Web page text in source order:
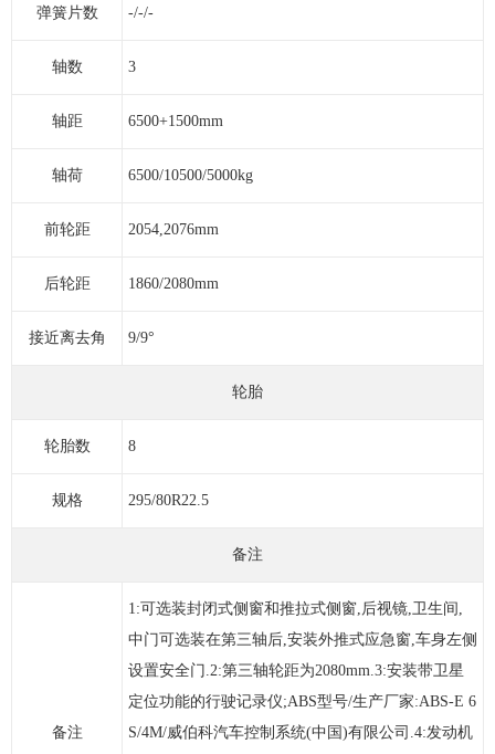
弹簧片数 -/-/-
轴数 3
轴距 6500+1500mm
轴荷 6500/10500/5000kg
前轮距 2054,2076mm
后轮距 1860/2080mm
接近离去角 9/9°
轮胎
轮胎数 8
规格 295/80R22.5
备注
备注
1:可选装封闭式侧窗和推拉式侧窗,后视镜,卫生间,
中门可选装在第三轴后,安装外推式应急窗,车身左侧
设置安全门.2:第三轴轮距为2080mm.3:安装带卫星
定位功能的行驶记录仪;ABS型号/生产厂家:ABS-E 6
S/4M/威伯科汽车控制系统(中国)有限公司.4:发动机